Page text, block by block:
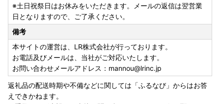
・寄附者様ご都合での受取不可について
長期不在など、寄附者様のご都合でお受け取りできなかった
場合の再送はいたしかねます。
お受け取りできない期間があらかじめわかっている場合に
は、お手数ですがお申し込み時に「備考欄」へご記入いただ
き、必ずお知らせください。
・寄附申し込みのキャンセル、返礼品の変更・返品はできま
せん。
※土日祝祭日はお休みをいただきます。メールの返信は翌営業
日となりますので、ご了承ください。
備考
本サイトの運営は、LR株式会社が行っております。
お電話及びメールは、当社がご対応いたします。
お問い合わせメールアドレス：mannou@lrinc.jp
返礼品の配送時期や不備などに関しては「ふるなび」からはお答
えできかねます。